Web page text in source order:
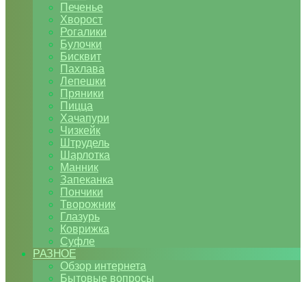
Печенье
Хворост
Рогалики
Булочки
Бисквит
Пахлава
Лепешки
Пряники
Пицца
Хачапури
Чизкейк
Штрудель
Шарлотка
Манник
Запеканка
Пончики
Творожник
Глазурь
Коврижка
Суфле
РАЗНОЕ
Обзор интернета
Бытовые вопросы